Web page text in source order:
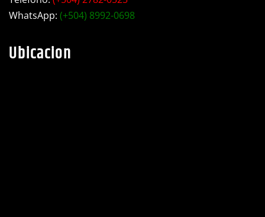
WhatsApp:
(+504) 8992-0698
Ubicacion